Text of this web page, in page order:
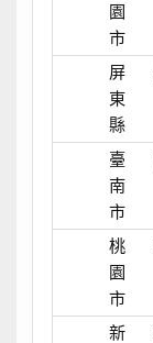
園
市
屏
東
縣
臺
南
市
桃
園
市
新